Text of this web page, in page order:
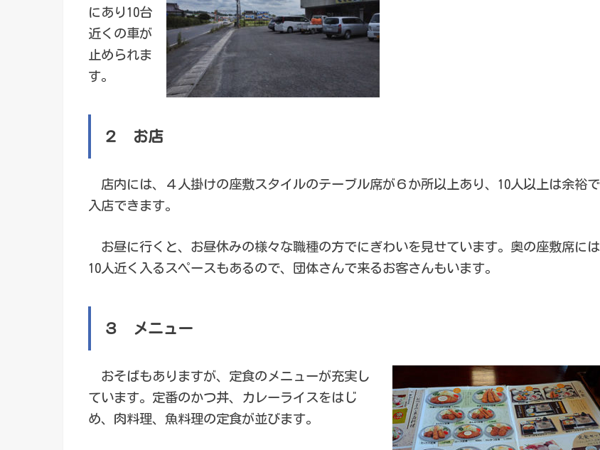
にあり10台
近くの車が
止められま
す。
２ お店
店内には、４人掛けの座敷スタイルのテーブル席が６か所以上あり、10人以上は余裕で
入店できます。
お昼に行くと、お昼休みの様々な職種の方でにぎわいを見せています。奥の座敷席には
10人近く入るスペースもあるので、団体さんで来るお客さんもいます。
３ メニュー
おそばもありますが、定食のメニューが充実し
ています。定番のかつ丼、カレーライスをはじ
め、肉料理、魚料理の定食が並びます。